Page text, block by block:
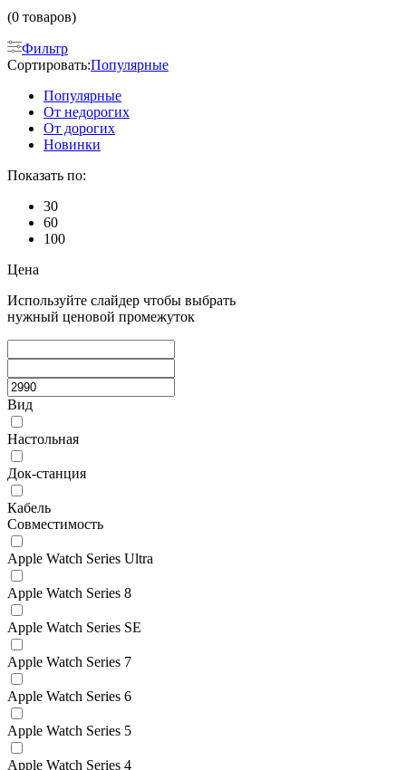
(0 товаров)
Фильтр
Сортировать:Популярные
Популярные
От недорогих
От дорогих
Новинки
Показать по:
30
60
100
Цена
Используйте слайдер чтобы выбрать
нужный ценовой промежуток
Вид
Настольная
Док-станция
Кабель
Совместимость
Apple Watch Series Ultra
Apple Watch Series 8
Apple Watch Series SE
Apple Watch Series 7
Apple Watch Series 6
Apple Watch Series 5
Apple Watch Series 4